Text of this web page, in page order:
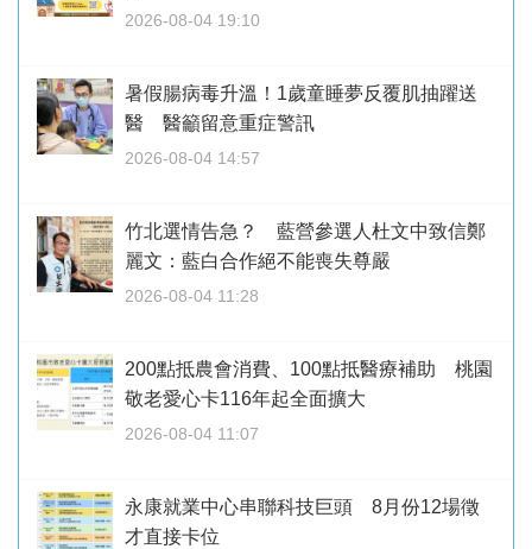
2026-08-04 19:10
暑假腸病毒升溫！1歲童睡夢反覆肌抽躍送
醫 醫籲留意重症警訊
2026-08-04 14:57
竹北選情告急？ 藍營參選人杜文中致信鄭
麗文：藍白合作絕不能喪失尊嚴
2026-08-04 11:28
200點抵農會消費、100點抵醫療補助 桃園
敬老愛心卡116年起全面擴大
2026-08-04 11:07
永康就業中心串聯科技巨頭 8月份12場徵
才直接卡位